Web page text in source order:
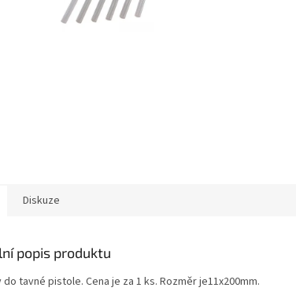
Diskuze
popis produktu
tavné pistole. Cena je za 1 ks. Rozměr je11x200mm.